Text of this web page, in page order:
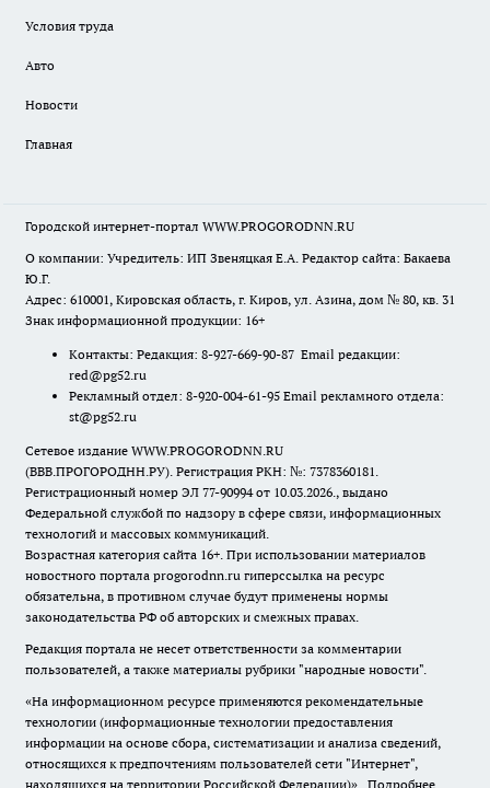
Условия труда
Авто
Новости
Главная
Городской интернет-портал WWW.PROGORODNN.RU
О компании: Учредитель: ИП Звеняцкая Е.А. Редактор сайта: Бакаева
Ю.Г.
Адрес: 610001, Кировская область, г. Киров, ул. Азина, дом № 80, кв. 31
Знак информационной продукции: 16+
Контакты: Редакция: 8-927-669-90-87 Email редакции:
red@pg52.ru
Рекламный отдел: 8-920-004-61-95 Email рекламного отдела:
st@pg52.ru
Сетевое издание WWW.PROGORODNN.RU
(ВВВ.ПРОГОРОДНН.РУ). Регистрация РКН: №: 7378360181.
Регистрационный номер ЭЛ 77-90994 от 10.03.2026., выдано
Федеральной службой по надзору в сфере связи, информационных
технологий и массовых коммуникаций.
Возрастная категория сайта 16+. При использовании материалов
новостного портала progorodnn.ru гиперссылка на ресурс
обязательна, в противном случае будут применены нормы
законодательства РФ об авторских и смежных правах.
Редакция портала не несет ответственности за комментарии
пользователей, а также материалы рубрики "народные новости".
«На информационном ресурсе применяются рекомендательные
технологии (информационные технологии предоставления
информации на основе сбора, систематизации и анализа сведений,
относящихся к предпочтениям пользователей сети "Интернет",
находящихся на территории Российской Федерации)». Подробнее